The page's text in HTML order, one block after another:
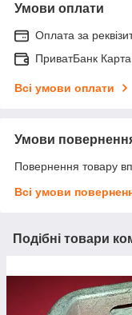
Умови оплати
Оплата за
ПриватБанк Карта
Всі умови оплати
Умови
Повернення товару
Всі умови
Подібні товари